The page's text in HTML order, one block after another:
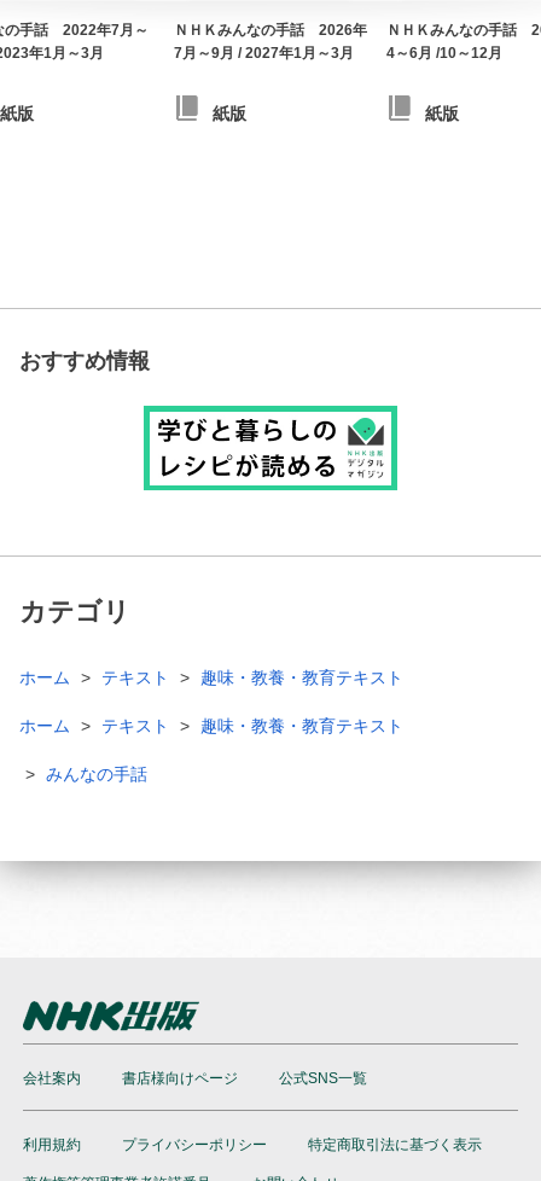
の手話 2022年7月～
年1月～3月
紙版
ＮＨＫみんなの手話 2026年
7月～9月 / 2027年1月～3月
紙版
ＮＨＫみんなの手話
4～6月 /10～12月
紙版
おすすめ情報
カテゴリ
ホーム テキスト 趣味・教養・教育テキスト
ホーム テキスト 趣味・教養・教育テキスト
みんなの手話
会社案内 書店様向けページ 公式SNS一覧
利用規約 プライバシーポリシー 特定商取引法に基づく表示